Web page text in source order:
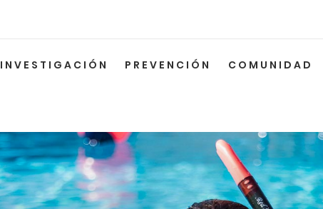
INVESTIGACIÓN PREVENCIÓN COMUNIDAD